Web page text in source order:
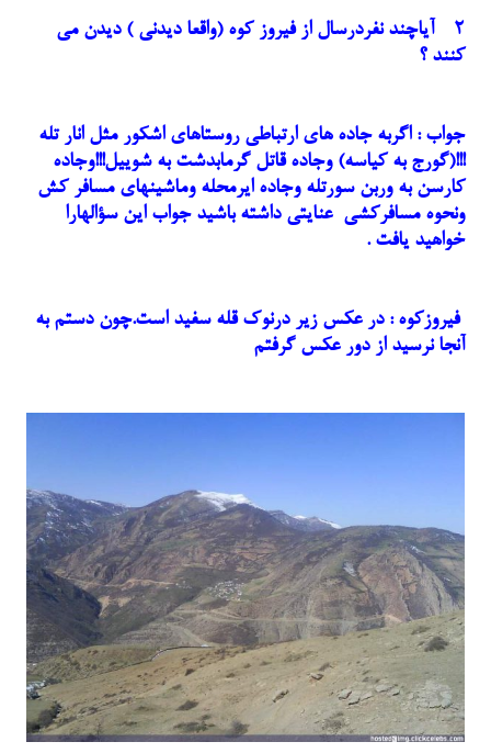
۲- آیاچند نفردرسال از فیروز کوه (واقعا دیدنی ) دیدن می
کنند ؟
جواب : اگربه جاده های ارتباطی روستاهای اشکور مثل انار تله
!!!(گورج به کیاسه) وجاده قاتل گرمابدشت به شوییل!!!وجاده
کارسن به وربن سورتله وجاده ایرمحله وماشینهای مسافر کش
ونحوه مسافرکشی عنایتی داشته باشید جواب این سؤالهارا
خواهید یافت .
فیروزکوه : در عکس زیر درنوک قله سفید است.چون دستم به
آنجا نرسید از دور عکس گرفتم